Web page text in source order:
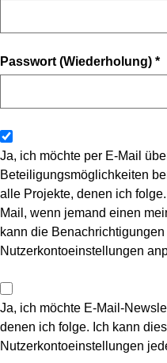
Passwort (Wiederholung) *
Ja, ich möchte per E-Mail
Beteiligungsmöglichkeiten
alle Projekte, denen ich
Mail, wenn jemand einen
kann die
Nutzerkontoeinstellungen
Ja, ich möchte E-Mail-
denen ich folge. Ich kann
Nutzerkontoeinstellungen